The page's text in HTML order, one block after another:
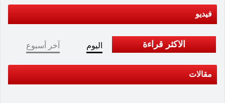
فيديو
الاكثر قراءة اليوم آخر أسبوع
مقالات